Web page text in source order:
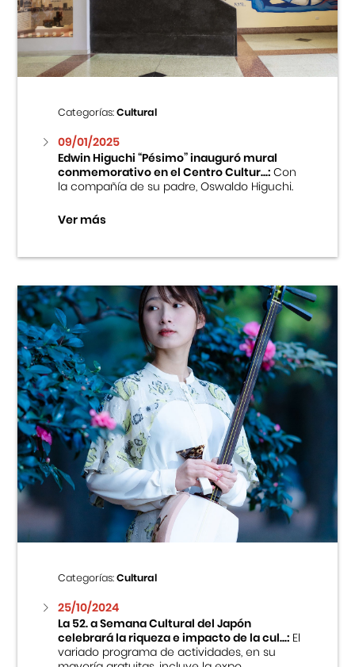
Centro Cultural Peruano Japonés
Cursos
Museo de la Inmigración Japonesa
Fondo Editorial
Teatro Peruano Japonés
Categorías:Cultural
09/01/2025
Edwin Higuchi “Pésimo” inauguró mural
conmemorativo en el Centro Cultur...:Con
la compañía de su padre, Oswaldo Higuchi.
Ver más
Categorías:Cultural
25/10/2024
La 52. a Semana Cultural del Japón
celebrará la riqueza e impacto de la cul...:El
variado programa de actividades, en su